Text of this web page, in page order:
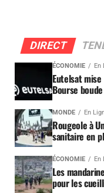
DIRECT
ÉCONOMIE En
Eutelsat
Bourse
MONDE En
Rougeole à
sanitaire en
ÉCONOMIE En
Les
pour les